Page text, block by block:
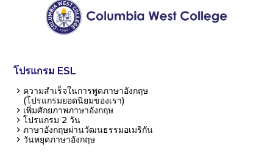
โปรแกรม ESL
ความสำเร็จในการพูดภาษาอังกฤษ
(โปรแกรมยอดนิยมของเรา)
เพิ่มศักยภาพภาษาอังกฤษ
โปรแกรม 2 วัน
ภาษาอังกฤษผ่านวัฒนธรรมอเมริกัน
วันหยุดภาษาอังกฤษ